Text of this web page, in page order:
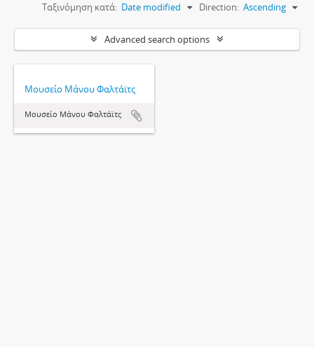
Ταξινόμηση κατά: Date modified Direction: Ascending
Advanced search options
Μουσείο Μάνου Φαλτάϊτς
Μουσείο Μάνου Φαλτάϊτς